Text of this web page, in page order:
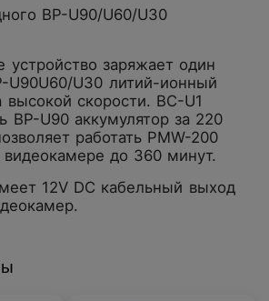
BP-U90/U60/U30
устройство заряжает один
U90U60/U30 литий-ионный
высокой скорости. BC-U1
BP-U90 аккумулятор за 220
работать PMW-200
видеокамере до 360 минут.
12V DC кабельный выход